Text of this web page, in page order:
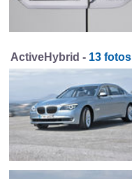
ActiveHybrid - 13 fotos